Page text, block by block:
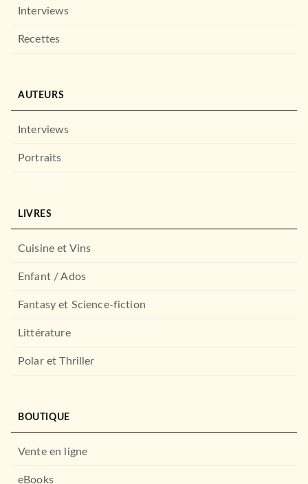
Interviews
Recettes
AUTEURS
Interviews
Portraits
LIVRES
Cuisine et Vins
Enfant / Ados
Fantasy et Science-fiction
Littérature
Polar et Thriller
BOUTIQUE
Vente en ligne
eBooks